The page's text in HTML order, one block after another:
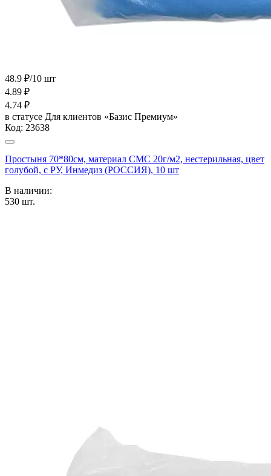
48.9 ₽/10 шт
4.89 ₽
4.74 ₽
в статусе Для клиентов «Базис Премиум»
Код: 23638
Простыня 70*80см, материал СМС 20г/м2, нестерильная, цвет
голубой, с РУ, Инмедиз (РОССИЯ), 10 шт
В наличии:
530 шт.